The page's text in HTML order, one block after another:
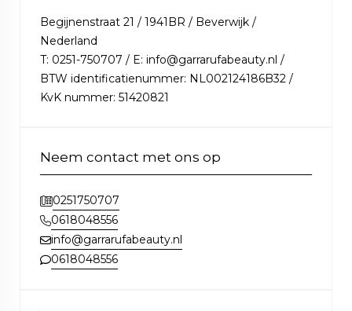
Begijnenstraat 21 / 1941BR / Beverwijk /
Nederland
T: 0251-750707 / E: info@garrarufabeauty.nl /
BTW identificatienummer: NL002124186B32 /
KvK nummer: 51420821
Neem contact met ons op
0251750707
0618048556
info@garrarufabeauty.nl
0618048556